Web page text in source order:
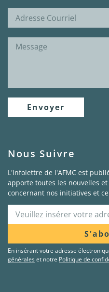
Envoyer
Nous Suivre
L'infolettre de l'AFMC est
apporte toutes les nouvelles
concernant nos initiatives et
En insérant votre adresse
généraleset notre Politique de